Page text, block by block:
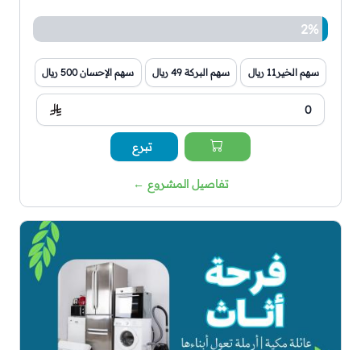
2%
سهم الخير11 ريال سهم البركة 49 ريال سهم الإحسان 500 ريال
تبرع
تفاصيل المشروع ←